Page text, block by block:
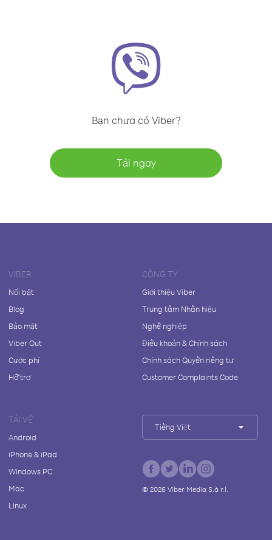
Bạn chưa có Viber?
Tải ngay
VIBER
Nổi bật
Blog
Bảo mật
Viber Out
Cước phí
Hỗ trợ
CÔNG TY
Giới thiệu Viber
Trung tâm Nhãn hiệu
Nghề nghiệp
Điều khoản & Chính sách
Chính sách Quyền riêng tư
Customer Complaints Code
TẢI VỀ
Android
iPhone & iPad
Windows PC
Mac
Linux
Tiếng Việt
© 2026Viber Media S.à r.l.